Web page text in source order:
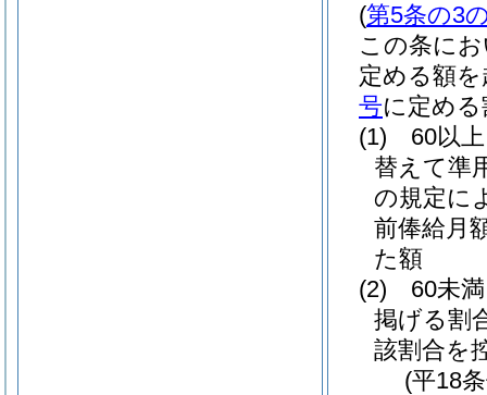
(第5条の3
この条に
定める額
号に定め
(1)
60以
替えて準
の規定に
前俸給月
た額
(2)
60未
掲げる割
該割合を
(平18